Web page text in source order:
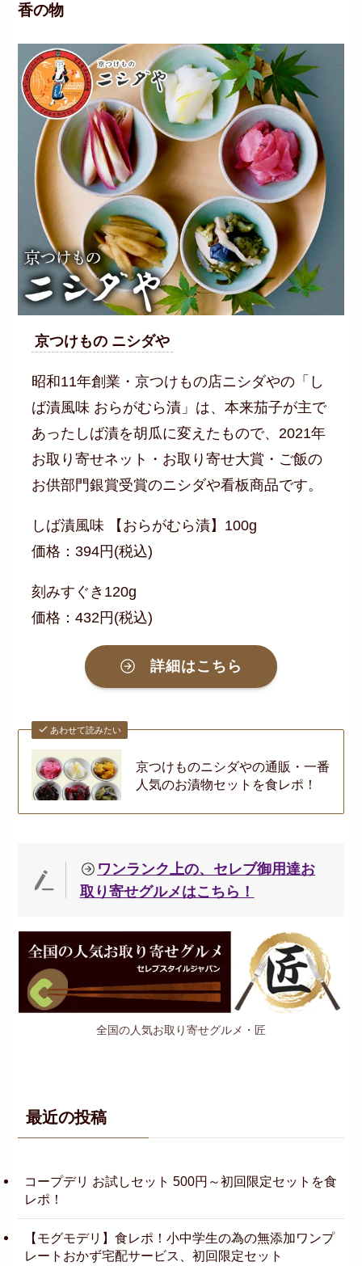
香の物
京つけもの ニシダや
昭和11年創業・京つけもの店ニシダやの「し
ば漬風味 おらがむら漬」は、本来茄子が主で
あったしば漬を胡瓜に変えたもので、2021年
お取り寄せネット・お取り寄せ大賞・ご飯の
お供部門銀賞受賞のニシダや看板商品です。
しば漬風味 【おらがむら漬】100g
価格：394円(税込)
刻みすぐき120g
価格：432円(税込)
詳細はこちら
あわせて読みたい
京つけものニシダやの通販・一番
人気のお漬物セットを食レポ！
ワンランク上の、セレブ御用達お
取り寄せグルメはこちら！
全国の人気お取り寄せグルメ・匠
最近の投稿
コープデリ お試しセット 500円～初回限定セットを食
レポ！
【モグモデリ】食レポ！小中学生の為の無添加ワンプ
レートおかず宅配サービス、初回限定セット